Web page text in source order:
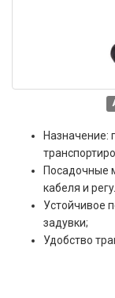
Назначение:
Посадочные
кабеля и
Устойчивое
задувки;
Удобство